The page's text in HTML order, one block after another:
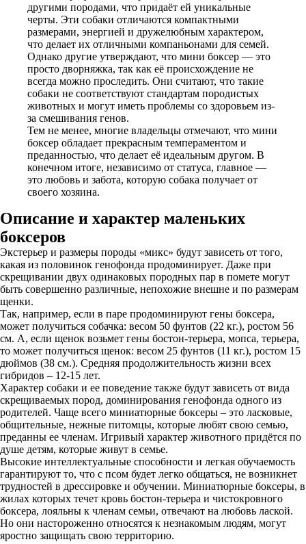
другими породами, что придаёт ей уникальные
черты. Эти собаки отличаются компактными
размерами, энергией и дружелюбным характером,
что делает их отличными компаньонами для семей.
Однако другие утверждают, что мини боксер — это
просто дворняжка, так как её происхождение не
всегда можно проследить. Они считают, что такие
собаки не соответствуют стандартам породистых
животных и могут иметь проблемы со здоровьем из-
за смешивания генов.
Тем не менее, многие владельцы отмечают, что мини
боксер обладает прекрасным темпераментом и
преданностью, что делает её идеальным другом. В
конечном итоге, независимо от статуса, главное —
это любовь и забота, которую собака получает от
своего хозяина.
Описание и характер маленьких
боксеров
Экстерьер и размеры породы «микс» будут зависеть от того,
какая из половинок генофонда продоминирует. Даже при
скрещивании двух одинаковых породных пар в помете могут
быть совершенно различные, непохожие внешне и по размерам
щенки.
Так, например, если в паре продоминируют гены боксера,
может получиться собачка: весом 50 фунтов (22 кг.), ростом 56
см. А, если щенок возьмет гены бостон-терьера, мопса, терьера,
то может получиться щенок: весом 25 фунтов (11 кг.), ростом 15
дюймов (38 см.). Средняя продолжительность жизни всех
гибридов – 12-15 лет.
Характер собаки и ее поведение также будут зависеть от вида
скрещиваемых пород, доминирования генофонда одного из
родителей. Чаще всего миниатюрные боксеры – это ласковые,
общительные, нежные питомцы, которые любят свою семью,
преданны ее членам. Игривый характер животного придётся по
душе детям, которые живут в семье.
Высокие интеллектуальные способности и легкая обучаемость
гарантируют то, что с псом будет легко общаться, не возникнет
трудностей в дрессировке и обучении. Миниатюрные боксеры, в
жилах которых течет кровь бостон-терьера и чистокровного
боксера, лояльны к членам семьи, отвечают на любовь лаской.
Но они настороженно относятся к незнакомым людям, могут
яростно защищать свою территорию.